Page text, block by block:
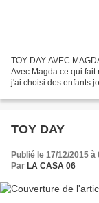
TOY DAY AVEC
Avec Magda ce qui fait
j'ai choisi des enfants
TOY DAY
Publié le 17/12/2015 à
Par LA CASA 06